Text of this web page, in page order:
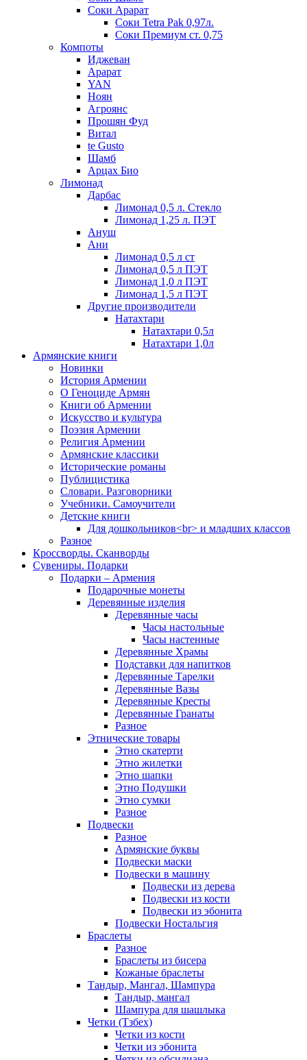
Соки Арарат
Соки Tetra Pak 0,97л.
Соки Премиум ст. 0,75
Компоты
Иджеван
Арарат
YAN
Ноян
Агроянс
Прошян Фуд
Витал
te Gusto
Шамб
Арцах Био
Лимонад
Дарбас
Лимонад 0,5 л. Стекло
Лимонад 1,25 л. ПЭТ
Ануш
Ани
Лимонад 0,5 л ст
Лимонад 0,5 л ПЭТ
Лимонад 1,0 л ПЭТ
Лимонад 1,5 л ПЭТ
Другие производители
Натахтари
Натахтари 0,5л
Натахтари 1,0л
Армянские книги
Новинки
История Армении
О Геноциде Армян
Книги об Армении
Иcкусство и культура
Поэзия Армении
Религия Армении
Армянские классики
Исторические романы
Публицистика
Словари. Разговорники
Учебники. Самоучители
Детские книги
Для дошкольников<br> и младших классов
Разное
Кроссворды. Сканворды
Сувениры. Подарки
Подарки – Армения
Подарочные монеты
Деревянные изделия
Деревянные часы
Часы настольные
Часы настенные
Деревянные Храмы
Подставки для напитков
Деревянные Тарелки
Деревянные Вазы
Деревянные Кресты
Деревянные Гранаты
Разное
Этнические товары
Этно скатерти
Этно жилетки
Этно шапки
Этно Подушки
Этно сумки
Разное
Подвески
Разное
Армянские буквы
Подвески маски
Подвески в машину
Подвески из дерева
Подвески из кости
Подвески из эбонита
Подвески Ностальгия
Браслеты
Разное
Браслеты из бисера
Кожаные браслеты
Тандыр, Мангал, Шампура
Тандыр, мангал
Шампура для шашлыка
Четки (Тзбех)
Четки из кости
Четки из эбонита